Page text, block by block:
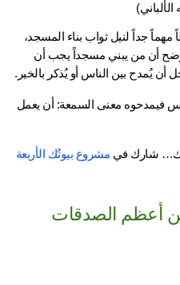
شرح الحديث: هذا الحديث يضع شرطاً مهماً جداً لنيل ثواب بناء المسجد،
وهو الإخلاص لله تعالى ، فالنبي ﷺ يوضح أن من يبني مسجداً يجب أن
بين الناس أو يُذكر بالخير.
معنى الرياء: أن يعمل العمل ليراه الناس فيمدحوه معنى السمعة: أن يعمل
شارك في مشروع بيوتُك الأربعة
لماذا يُعد بناء المساجد من أعظم الصدقات